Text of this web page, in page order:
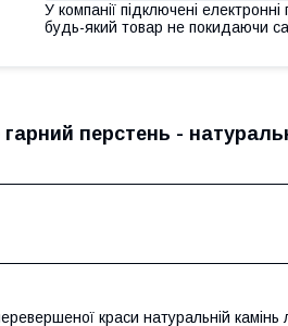
У компанії підключені
будь-який товар не покидаючи
перстень -
краси натуральній